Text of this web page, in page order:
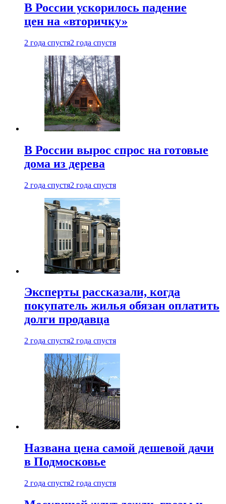
В России ускорилось падение
цен на «вторичку»
2 года спустя2 года спустя
В России вырос спрос на готовые
дома из дерева
2 года спустя2 года спустя
Эксперты рассказали, когда
покупатель жилья обязан оплатить
долги продавца
2 года спустя2 года спустя
Названа цена самой дешевой дачи
в Подмосковье
2 года спустя2 года спустя